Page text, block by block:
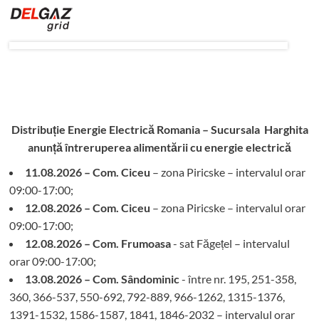
Distribuție Energie Electrică Romania – Sucursala Harghita
anunță întreruperea alimentării cu energie electrică
11.08.2026 – Com. Ciceu – zona Piricske – intervalul orar
09:00-17:00;
12.08.2026 – Com. Ciceu – zona Piricske – intervalul orar
09:00-17:00;
12.08.2026 – Com. Frumoasa- sat Făgețel – intervalul
orar 09:00-17:00;
13.08.2026 – Com. Sândominic- între nr. 195, 251-358,
360, 366-537, 550-692, 792-889, 966-1262, 1315-1376,
1391-1532, 1586-1587, 1841, 1846-2032 – intervalul orar